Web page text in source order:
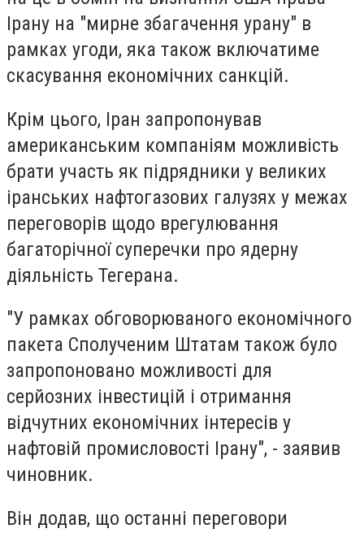
Ірану на "мирне збагачення урану" в
рамках угоди, яка також включатиме
скасування економічних санкцій.
Крім цього, Іран запропонував
американським компаніям можливість
брати участь як підрядники у великих
іранських нафтогазових галузях у межах
переговорів щодо врегулювання
багаторічної суперечки про ядерну
діяльність Тегерана.
"У рамках обговорюваного економічного
пакета Сполученим Штатам також було
запропоновано можливості для
серйозних інвестицій і отримання
відчутних економічних інтересів у
нафтовій промисловості Ірану", - заявив
чиновник.
Він додав, що останні переговори